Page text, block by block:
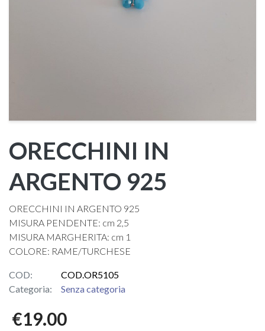
ORECCHINI IN
ARGENTO 925
ORECCHINI IN ARGENTO 925
MISURA PENDENTE: cm 2,5
MISURA MARGHERITA: cm 1
COLORE: RAME/TURCHESE
COD:
COD.OR5105
Categoria:
Senza categoria
€19.00